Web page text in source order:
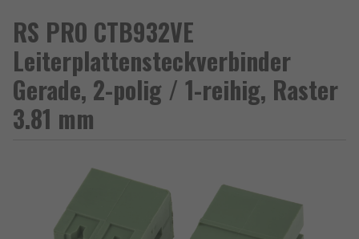
RS PRO CTB932VE
Leiterplattensteckverbinder
Gerade, 2-polig / 1-reihig, Raster
3.81 mm